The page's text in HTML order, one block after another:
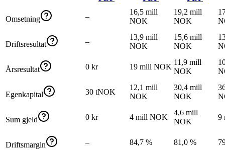
Omsetning –
16,5 mill
NOK
19,2 mill
NOK
Driftsresultat –
13,9 mill
NOK
15,6 mill
NOK
Årsresultat 0 kr 19 mill NOK
11,9 mill
NOK
Egenkapital 30 tNOK
12,1 mill
NOK
30,4 mill
NOK
Sum gjeld 0 kr 4 mill NOK
4,6 mill
NOK
9
Driftsmargin – 84,7 % 81,0 %